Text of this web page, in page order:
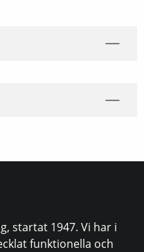
startat 1947. Vi har i
funktionella och